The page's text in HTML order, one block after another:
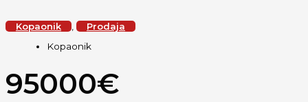
Kopaonik ,
Prodaja
Kopaonik
95000€